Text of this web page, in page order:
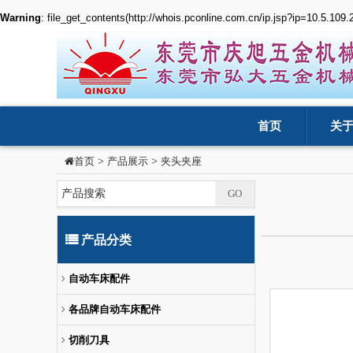
Warning: file_get_contents(http://whois.pconline.com.cn/
首页 关
首页 > 产品展示 > 夹头夹座
产品分类
自动车床配件
各品牌自动车床配件
切削刀具